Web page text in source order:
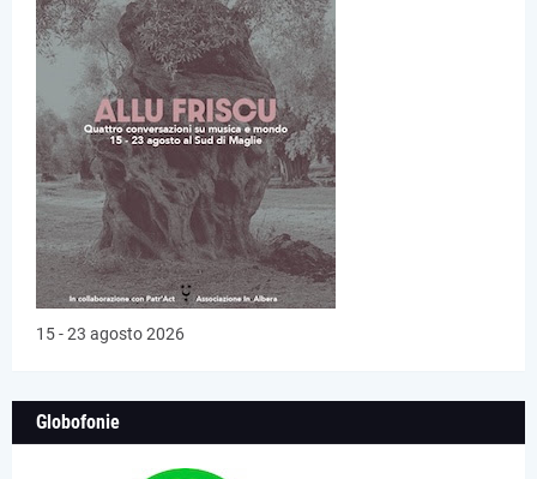
15 - 23 agosto 2026
Globofonie